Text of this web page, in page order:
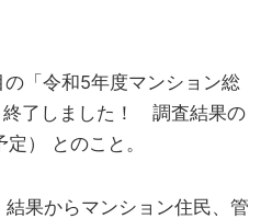
「令和5年度マンション総
終了しました！ 調査結果の
） とのこと。
果からマンション住民、管